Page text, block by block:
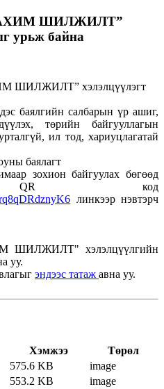
ШИЛЖИЛТ”
урьж байна
баялгийн салбарын үр ашиг,
төрийн байгууллагын
ил тод, хариуцлагатай
баялагт
зохион байгуулах бөгөөд
QR код
линкээр нэвтэрч
хэлэлцүүлгийн
уу.
эндээс татаж авна уу.
Хэмжээ
Төрөл
575.6 KB
image
553.2 KB image